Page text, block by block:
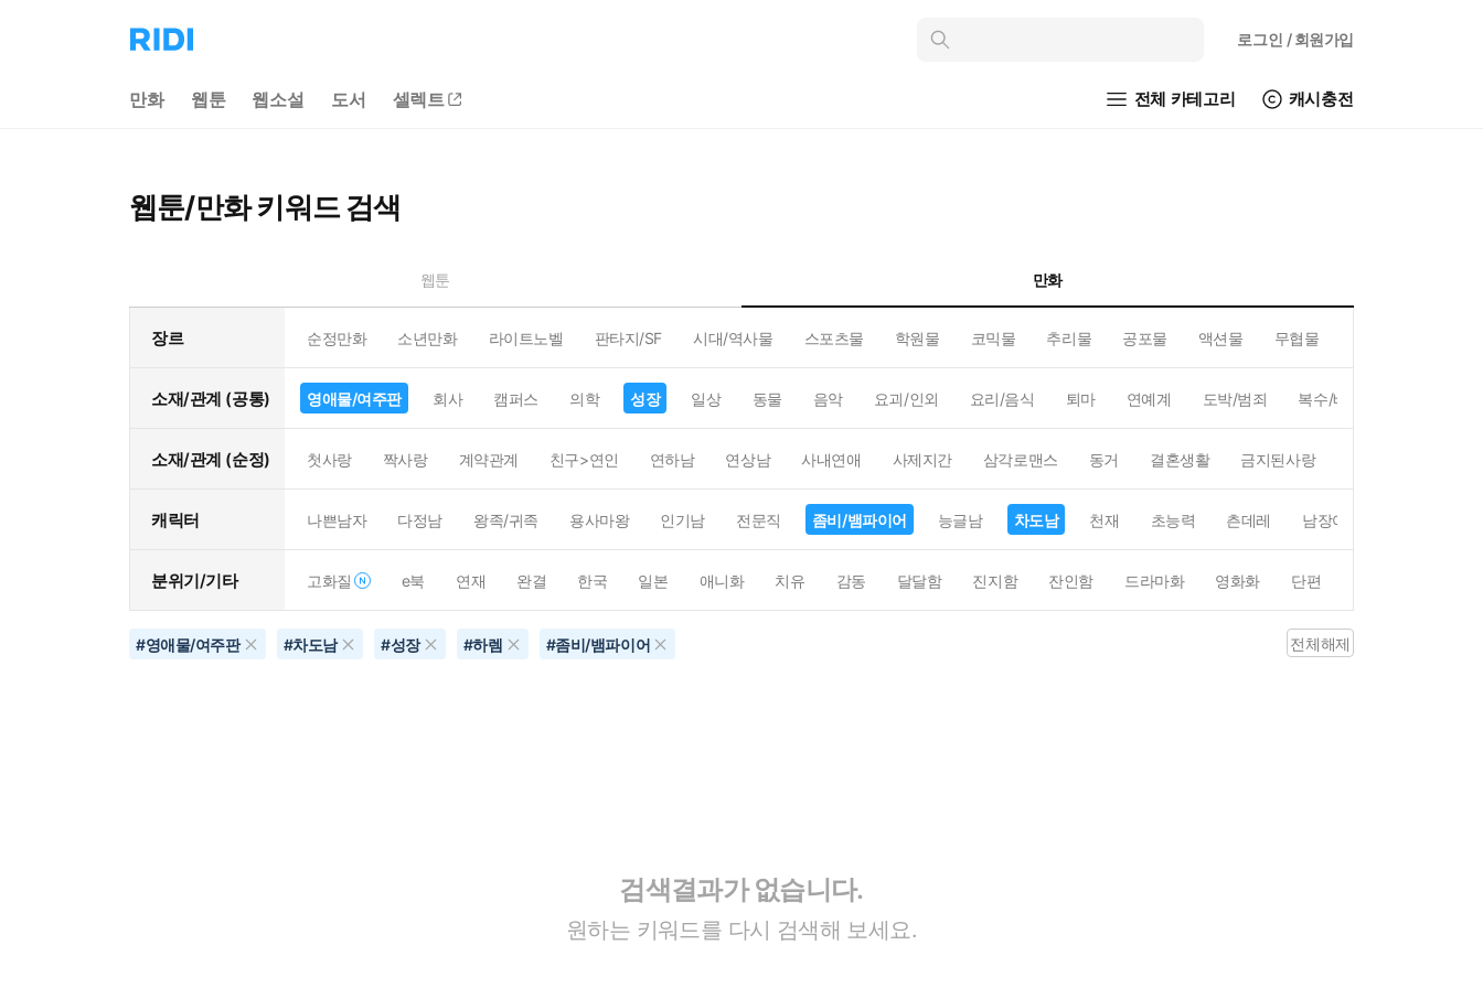
리
디
으
인
로그인 / 회원가입
만화 웹툰 웹소설 도서 셀렉트 전체 카테고리 캐시충전
웹툰/만화 키워드 검색
웹툰 만화
장르 순정만화 소년만화 라이트노벨 판타지/SF 시대/역사물 스포츠물 학원물 코믹물 추리물 공포물 액션물 무협물
소재/관계 (공통) 영애물/여주판 회사 캠퍼스 의학 성장 일상 동물 음악 요괴/인외 요리/음식 퇴마 연예계 도박/범죄 복수/배신
소재/관계 (순정) 첫사랑 짝사랑 계약관계 친구>연인 연하남 연상남 사내연애 사제지간 삼각로맨스 동거 결혼생활 금지된사랑
캐릭터 나쁜남자 다정남 왕족/귀족 용사마왕 인기남 전문직 좀비/뱀파이어 능글남 차도남 천재 초능력 츤데레 남장여자
분위기/기타 고화질 e북 연재 완결 한국 일본 애니화 치유 감동 달달함 진지함 잔인함 드라마화 영화화 단편
#영애물/여주판 #차도남 #성장 #하렘 #좀비/뱀파이어 전체해제
검색결과가 없습니다.
원하는 키워드를 다시 검색해 보세요.